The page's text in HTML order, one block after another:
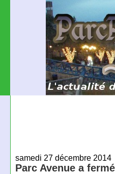
samedi 27 décembre 2014
Parc Avenue a